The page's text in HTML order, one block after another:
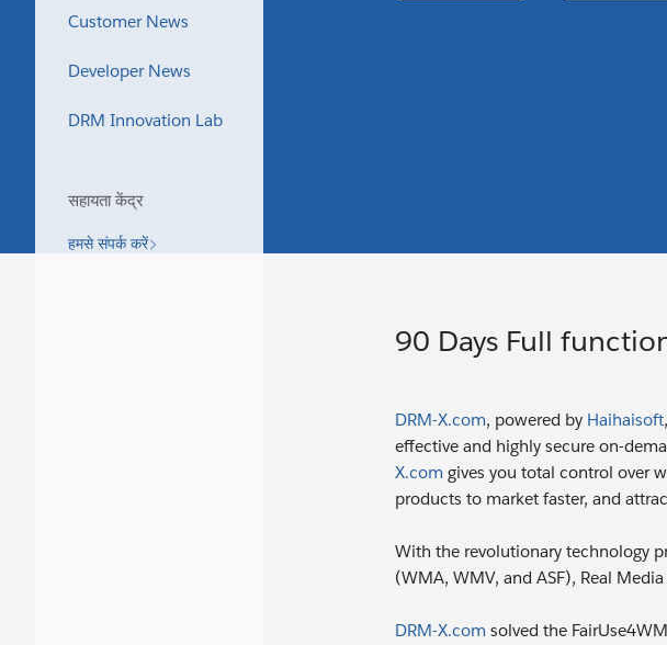
Customer News
Developer News
DRM Innovation Lab
सहायता केंद्र
हमसे संपर्क करें
90 Days Full
DRM-X.com, powered by Haihaisoft
effective and highly secure on-
X.com gives you total control over
products to market faster, and
With the revolutionary technology
(WMA, WMV, and ASF), Real
DRM-X.com solved the